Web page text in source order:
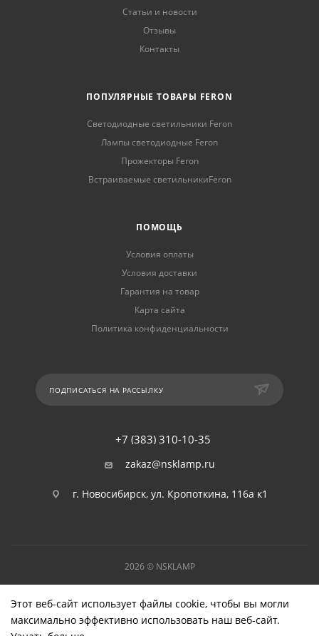
Статьи и новости
Отзывы
Контакты
ПОПУЛЯРНЫЕ ТОВАРЫ FERON
Светодиодные светильники Feron
Лампы светодиодные Feron
Прожекторы Feron
Встраиваемые светильникиFeron
ПОМОЩЬ
Условия оплаты
Условия доставки
Гарантия на товар
Карта сайта
Политика конфиденциальности
ПОДПИСАТЬСЯ НА РАССЫЛКУ
+7 (383) 310-10-35
zakaz@nsklamp.ru
г. Новосибирск, ул. Кропоткина, 116а к1
2026 © NSKLAMP
Этот веб-сайт использует файлы cookie, чтобы вы могли
максимально эффективно использовать наш веб-сайт.